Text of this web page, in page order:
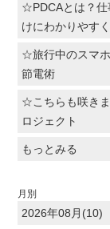
☆PDCAとは？仕
けにわかりやす
☆旅行中のスマ
節電術
☆こちらも咲き
ロジェクト
もっとみる
月別
2026年08月(10)